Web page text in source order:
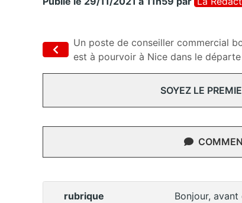
Un poste de conseiller commercial
est à pourvoir à Nice dans le départe
SOYEZ LE
rubrique
Bonjour,